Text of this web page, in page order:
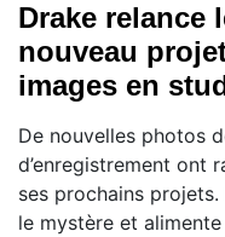
Drake relance
nouveau
images en
De nouvelles photos
d’enregistrement ont
ses prochains
le mystère et